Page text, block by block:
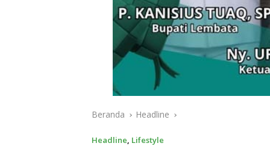
Beranda Headline
Headline, Lifestyle